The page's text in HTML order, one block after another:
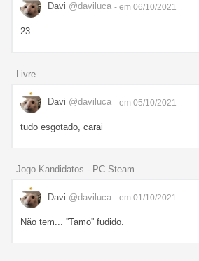
Davi @daviluca - em 06/10/2021
23
Livre
Davi @daviluca - em 05/10/2021
tudo esgotado, carai
Jogo Kandidatos - PC Steam
Davi @daviluca - em 01/10/2021
Não tem... ''Tamo'' fudido.